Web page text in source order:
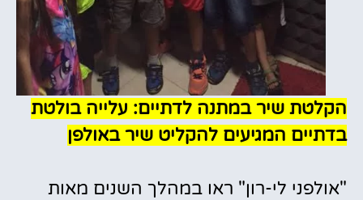
הקלטת שיר במתנה לדתיים: עלייה בולטת
בדתיים המגיעים להקליט שיר באולפן
"אולפני לי-רון" ראו במהלך השנים מאות